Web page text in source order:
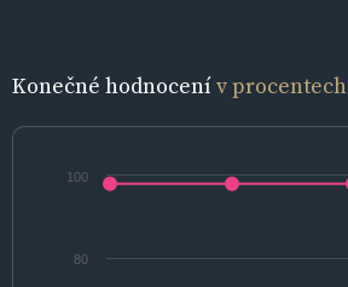
Konečné hodnocenív procentech
80
100